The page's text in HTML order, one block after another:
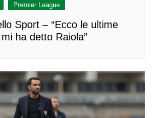
Premier League
Sport – “Ecco le ultime
ha detto Raiola”